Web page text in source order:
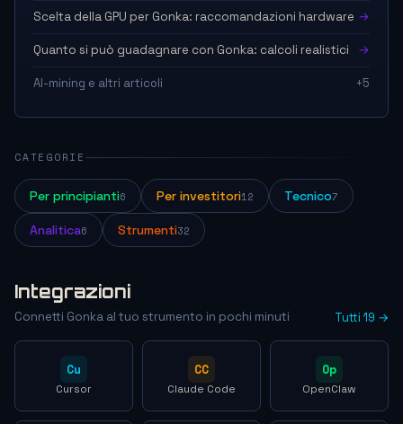
Scelta della GPU per Gonka: raccomandazioni hardware →
Quanto si può guadagnare con Gonka: calcoli realistici →
AI-mining e altri articoli +5
CATEGORIE
Per principianti6 Per investitori12 Tecnico7
Analitica6 Strumenti32
Integrazioni
Connetti Gonka al tuo strumento in pochi minuti Tutti 19 →
Cu
Cursor
CC
Claude Code
Op
OpenClaw